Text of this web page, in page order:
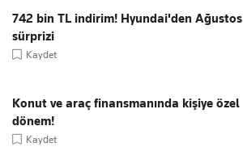
742 bin TL indirim! Hyundai'den Ağustos
sürprizi
Kaydet
Konut ve araç finansmanında kişiye özel
dönem!
Kaydet